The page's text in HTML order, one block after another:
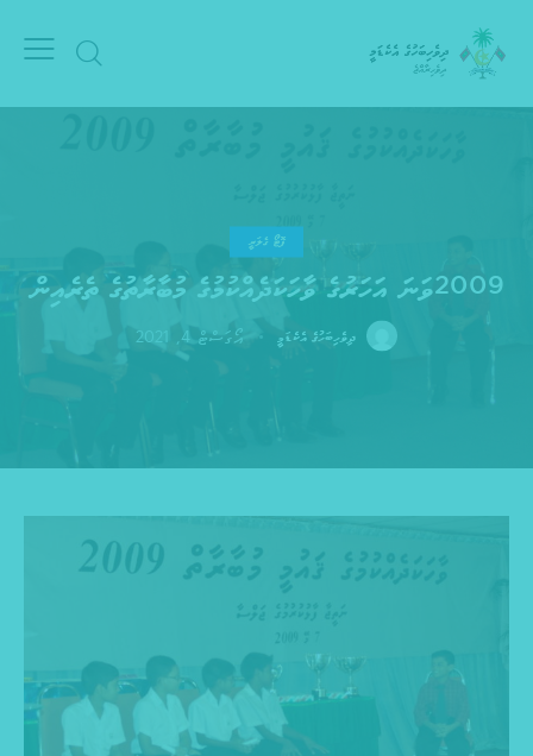
ފޮޓޯ ގެލަރީ
2009ވަނަ އަހަރުގެ ވާހަކަދެއްކުމުގެ މުބާރާތުގެ ތެރެއިން
ދިވެހިބަހުގެ އެކެޑަމީ އޯގަސްޓް 4, 2021